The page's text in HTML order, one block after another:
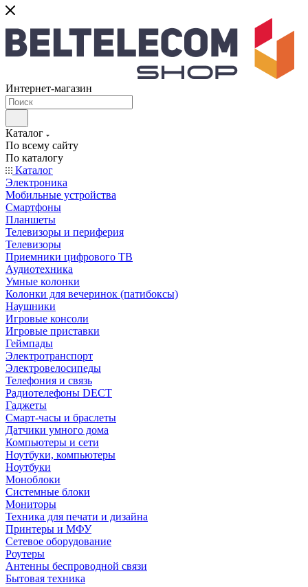
Интернет-магазин
Каталог
По всему сайту
По каталогу
Каталог
Электроника
Мобильные устройства
Смартфоны
Планшеты
Телевизоры и периферия
Телевизоры
Приемники цифрового ТВ
Аудиотехника
Умные колонки
Колонки для вечеринок (патибоксы)
Наушники
Игровые консоли
Игровые приставки
Геймпады
Электротранспорт
Электровелосипеды
Телефония и связь
Радиотелефоны DECT
Гаджеты
Смарт-часы и браслеты
Датчики умного дома
Компьютеры и сети
Ноутбуки, компьютеры
Ноутбуки
Моноблоки
Системные блоки
Мониторы
Техника для печати и дизайна
Принтеры и МФУ
Сетевое оборудование
Роутеры
Антенны беспроводной связи
Бытовая техника